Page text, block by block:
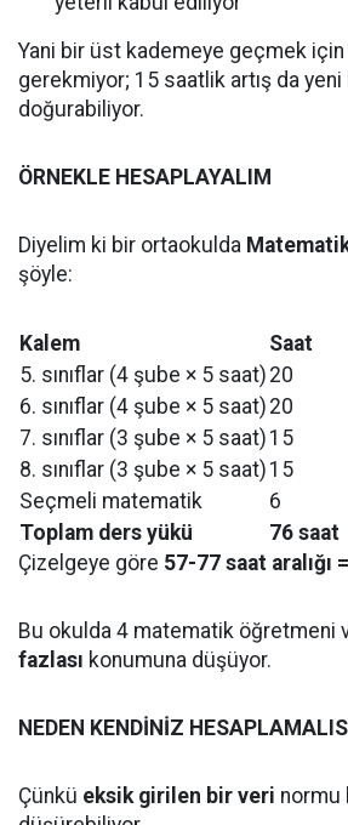
Yani bir üst kademeye geçmek
gerekmiyor; 15 saatlik artış da yeni
doğurabiliyor.
ÖRNEKLE HESAPLAYALIM
Diyelim ki bir ortaokulda
şöyle:
Kalem
Saat
5. sınıflar (4 şube × 5 saat) 20
6. sınıflar (4 şube × 5 saat) 20
7. sınıflar (3 şube × 5 saat) 15
8. sınıflar (3 şube × 5 saat) 15
Seçmeli matematik
6
Toplam ders yükü
76 saat
Çizelgeye göre 57-77 saat aralığı
Bu okulda 4 matematik öğretmeni
fazlası konumuna düşüyor.
NEDEN KENDİNİZ
Çünkü eksik girilen bir veri normu